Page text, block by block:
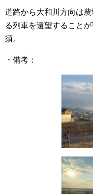
道路から大和川方向は
る列車を遠望すること
須。
・備考：